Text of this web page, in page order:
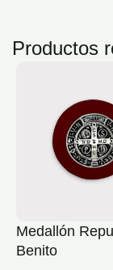
Productos
Medallón
Benito